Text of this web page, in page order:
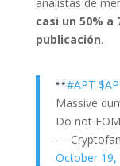
casi un 50% a
publicación.
#APT
Massive
Do not
—
October 19,